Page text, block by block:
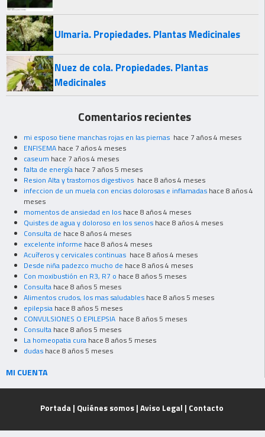
Ulmaria. Propiedades. Plantas Medicinales
Nuez de cola. Propiedades. Plantas
Medicinales
Comentarios recientes
mi esposo tiene manchas rojas en las piernas hace 7 años 4 meses
ENFISEMA hace 7 años 4 meses
caseum hace 7 años 4 meses
falta de energía hace 7 años 5 meses
Resion Alta y trastornos digestivos hace 8 años 4 meses
infeccion de un muela con encias dolorosas e inflamadas hace 8 años 4
meses
momentos de ansiedad en los hace 8 años 4 meses
Quistes de agua y doloroso en los senos hace 8 años 4 meses
Consulta de hace 8 años 4 meses
excelente informe hace 8 años 4 meses
Acuíferos y cervicales continuas hace 8 años 4 meses
Desde niña padezco mucho de hace 8 años 4 meses
Con moxibustión en R3, R7 o hace 8 años 5 meses
Consulta hace 8 años 5 meses
Alimentos crudos, los mas saludables hace 8 años 5 meses
epilepsia hace 8 años 5 meses
CONVULSIONES O EPILEPSIA hace 8 años 5 meses
Consulta hace 8 años 5 meses
La homeopatia cura hace 8 años 5 meses
dudas hace 8 años 5 meses
MI CUENTA
Portada | Quiénes somos| Aviso Legal | Contacto